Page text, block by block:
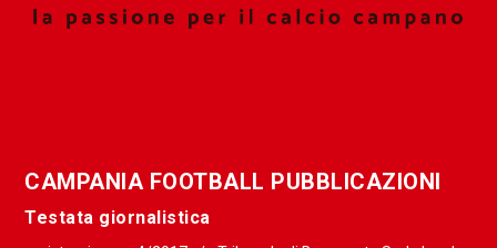
CAMPANIA FOOTBALL PUBBLICAZIONI
Testata giornalistica